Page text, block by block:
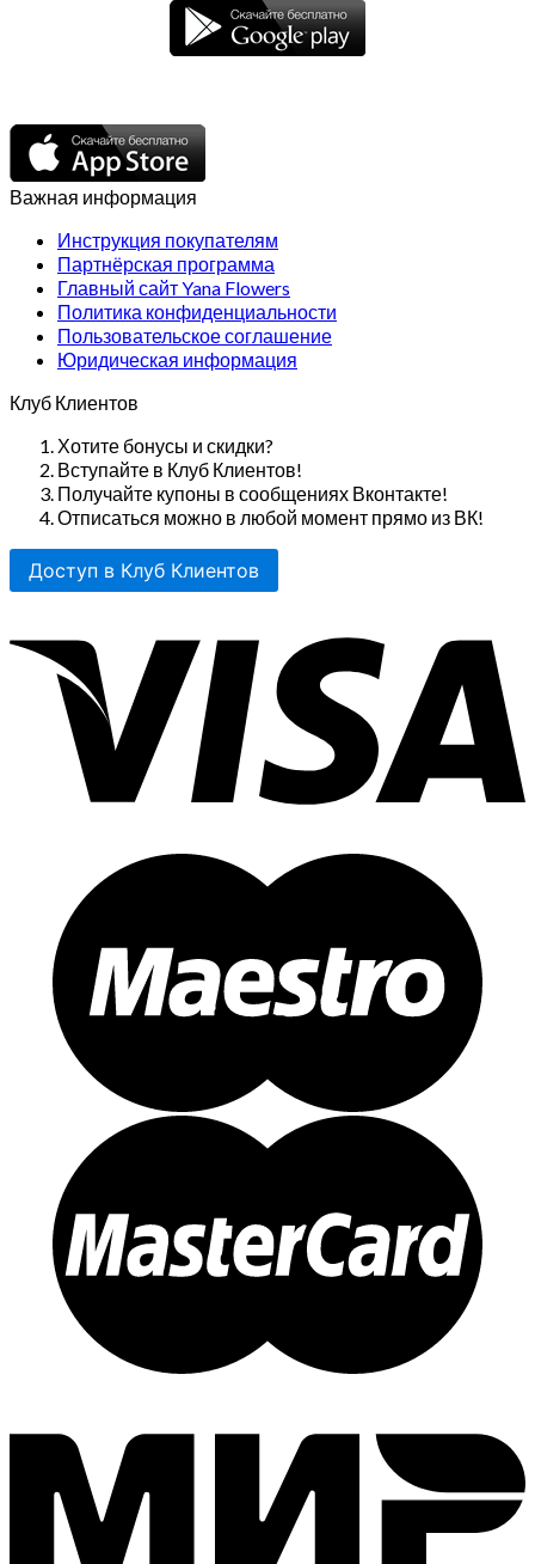
Важная информация
Инструкция покупателям
Партнёрская программа
Главный сайт Yana Flowers
Политика конфиденциальности
Пользовательское соглашение
Юридическая информация
Клуб Клиентов
Хотите бонусы и скидки?
Вступайте в Клуб Клиентов!
Получайте купоны в сообщениях Вконтакте!
Отписаться можно в любой момент прямо из ВК!
Доступ в Клуб Клиентов